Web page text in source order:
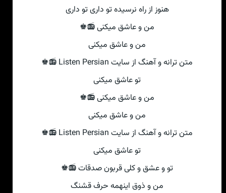
هنوز از راه نرسیده تو داری تو داری
من و عاشق میکنی‌ 📻♚
من و عاشق میکنی‌
متن ترانه و آهنگ از سایت Listen Persian 📻♚
تو عاشق میکنی‌
من و عاشق میکنی‌ 📻♚
من و عاشق میکنی‌
متن ترانه و آهنگ از سایت Listen Persian 📻♚
تو عاشق میکنی‌
تو و عشق و کلی‌ قربون صدقات 📻♚
من و ذوق اینهمه حرف قشنگ